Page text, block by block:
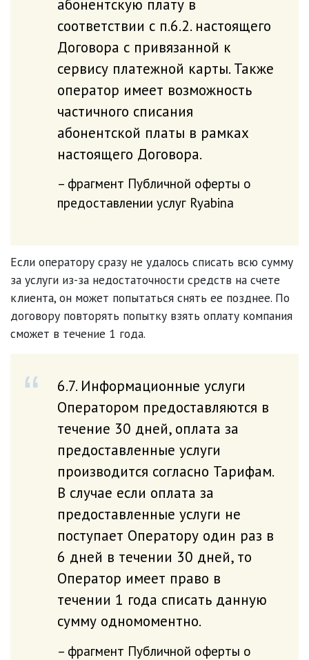
абонентскую плату в
соответствии с п.6.2. настоящего
Договора с привязанной к
сервису платежной карты. Также
оператор имеет возможность
частичного списания
абонентской платы в рамках
настоящего Договора.
фрагмент Публичной оферты о
предоставлении услуг Ryabina
Если оператору сразу не удалось списать всю сумму
за услуги из-за недостаточности средств на счете
клиента, он может попытаться снять ее позднее. По
договору повторять попытку взять оплату компания
сможет в течение 1 года.
6.7. Информационные услуги
Оператором предоставляются в
течение 30 дней, оплата за
предоставленные услуги
производится согласно Тарифам.
В случае если оплата за
предоставленные услуги не
поступает Оператору один раз в
6 дней в течении 30 дней, то
Оператор имеет право в
течении 1 года списать данную
сумму одномоментно.
фрагмент Публичной оферты о